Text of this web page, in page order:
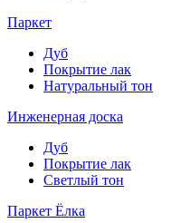
Паркет
Дуб
Покрытие лак
Натуральный тон
Инженерная доска
Дуб
Покрытие лак
Светлый тон
Паркет Ёлка